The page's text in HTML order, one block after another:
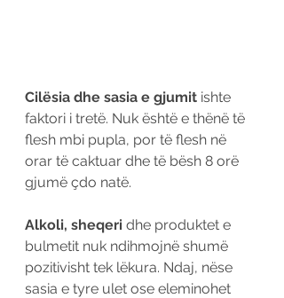
Cilësia dhe sasia e gjumit ishte
faktori i tretë. Nuk është e thënë të
flesh mbi pupla, por të flesh në
orar të caktuar dhe të bësh 8 orë
gjumë çdo natë.
Alkoli, sheqeri dhe produktet e
bulmetit nuk ndihmojnë shumë
pozitivisht tek lëkura. Ndaj, nëse
sasia e tyre ulet ose eleminohet